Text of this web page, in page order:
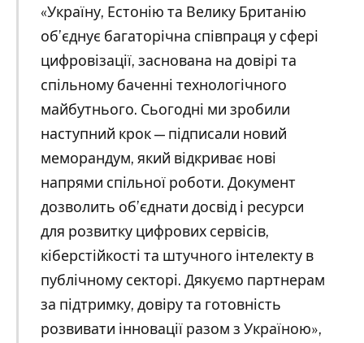
«Україну, Естонію та Велику Британію
об’єднує багаторічна співпраця у сфері
цифровізації, заснована на довірі та
спільному баченні технологічного
майбутнього. Сьогодні ми зробили
наступний крок — підписали новий
меморандум, який відкриває нові
напрями спільної роботи. Документ
дозволить об’єднати досвід і ресурси
для розвитку цифрових сервісів,
кіберстійкості та штучного інтелекту в
публічному секторі. Дякуємо партнерам
за підтримку, довіру та готовність
розвивати інновації разом з Україною»,